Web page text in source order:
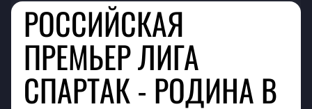
РОССИЙСКАЯ
ПРЕМЬЕР ЛИГА
СПАРТАК - РОДИНА В